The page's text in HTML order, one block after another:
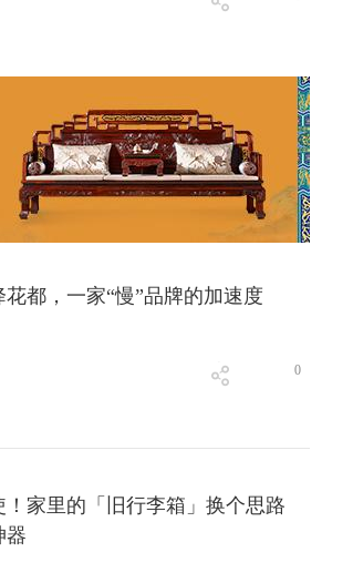
都，一家“慢”品牌的加速度
0
！家里的「旧行李箱」换个思路
器